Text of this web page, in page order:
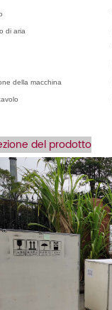
di aria
della macchina
del prodotto